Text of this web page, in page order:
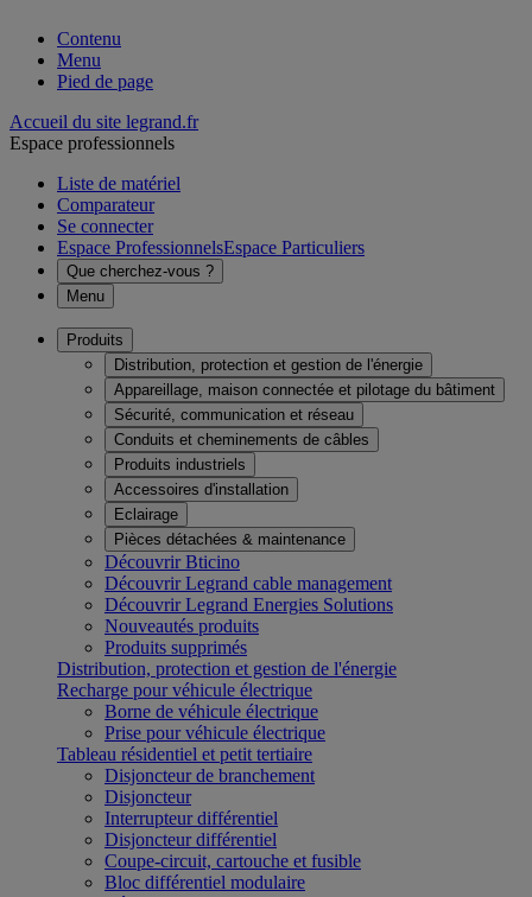
Contenu
Menu
Pied de page
Accueil du site legrand.fr
Espace professionnels
Liste de matériel
Comparateur
Se connecter
Espace ProfessionnelsEspace Particuliers
Que cherchez-vous ?
Menu
Produits
Distribution, protection et gestion de l'énergie
Appareillage, maison connectée et pilotage du bâtiment
Sécurité, communication et réseau
Conduits et cheminements de câbles
Produits industriels
Accessoires d'installation
Eclairage
Pièces détachées & maintenance
Découvrir Bticino
Découvrir Legrand cable management
Découvrir Legrand Energies Solutions
Nouveautés produits
Produits supprimés
Distribution, protection et gestion de l'énergie
Recharge pour véhicule électrique
Borne de véhicule électrique
Prise pour véhicule électrique
Tableau résidentiel et petit tertiaire
Disjoncteur de branchement
Disjoncteur
Interrupteur différentiel
Disjoncteur différentiel
Coupe-circuit, cartouche et fusible
Bloc différentiel modulaire